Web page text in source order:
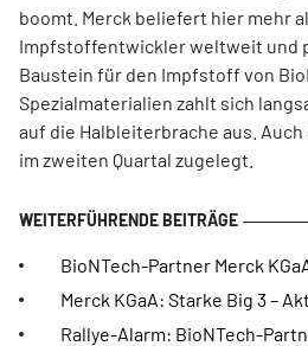
boomt. Merck beliefert hier mehr
Impfstoffentwickler weltweit und
Baustein für den Impfstoff von
Spezialmaterialien zahlt sich
auf die Halbleiterbrache aus.
im zweiten Quartal zugelegt.
BioNTech-Partner Merck
Merck KGaA: Starke Big 3 –
Rallye-Alarm: BioNTech-